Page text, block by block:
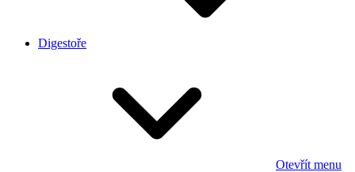
Digestoře
Otevřít menu